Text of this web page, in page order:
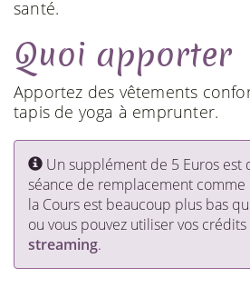
santé.
Quoi apporter
Apportez des vêtements
tapis de yoga à emprunter.
Un supplément de 5 Euros est
séance de remplacement
la Cours est beaucoup plus bas
ou vous pouvez utiliser vos
streaming.